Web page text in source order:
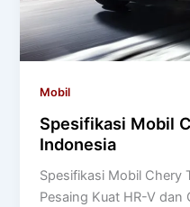
Mobil
Spesifikasi Mobil
Indonesia
Spesifikasi Mobil Chery
Pesaing Kuat HR-V